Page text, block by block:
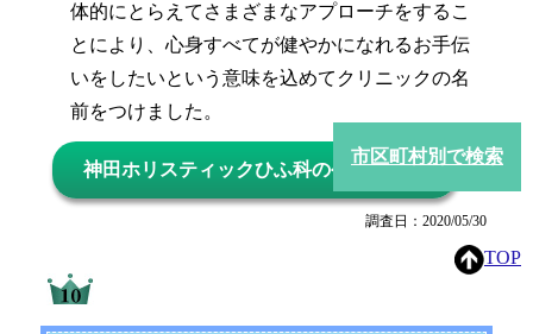
体的にとらえてさまざまなアプローチをするこ
とにより、心身すべてが健やかになれるお手伝
いをしたいという意味を込めてクリニックの名
前をつけました。
神田ホリスティックひふ科の公式サイト
調査日：2020/05/30
市区町村別で検索
TOP